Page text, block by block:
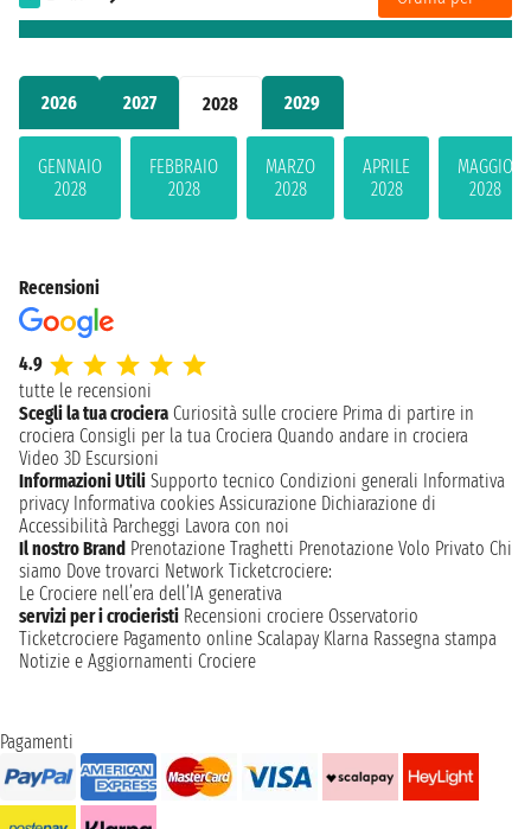
2026 2027 2028 2029
GENNAIO
2028
FEBBRAIO
2028
MARZO
2028
APRILE
2028
MAGGIO
2028
Recensioni
4.9
tutte le recensioni
Scegli la tua crociera Curiosità sulle crociere Prima di partire in
crociera Consigli per la tua Crociera Quando andare in crociera
Video 3D Escursioni
Informazioni Utili Supporto tecnico Condizioni generali Informativa
privacy Informativa cookies Assicurazione Dichiarazione di
Accessibilità Parcheggi Lavora con noi
Il nostro Brand Prenotazione Traghetti Prenotazione Volo Privato Chi
siamo Dove trovarci Network Ticketcrociere:
Le Crociere nell’era dell’IA generativa
servizi per i crocieristi Recensioni crociere Osservatorio
Ticketcrociere Pagamento online Scalapay Klarna Rassegna stampa
Notizie e Aggiornamenti Crociere
Pagamenti